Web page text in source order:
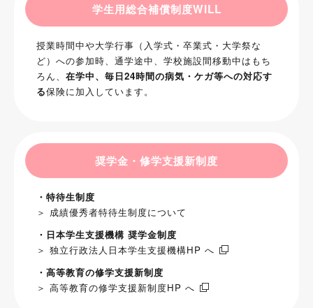
学生用総合補償制度WILL
授業時間中や大学行事（入学式・卒業式・大学祭な
ど）への参加時、通学途中、学校施設間移動中はもち
ろん、在学中、毎日24時間の病気・ケガ等への対応す
る保険に加入しています。
奨学金・修学支援新制度
・特待生制度
＞ 成績優秀者特待生制度について
・日本学生支援機構 奨学金制度
＞ 独立行政法人日本学生支援機構HP へ
・高等教育の修学支援新制度
＞ 高等教育の修学支援新制度HP へ